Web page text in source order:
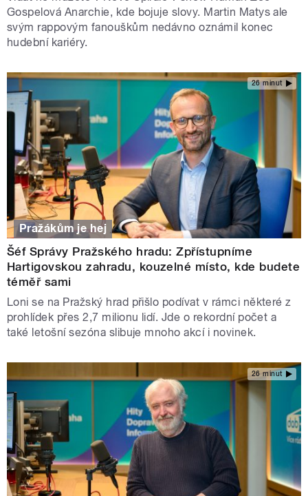
Gospelová Anarchie, kde bojuje slovy. Martin Matys ale
svým rappovým fanouškům nedávno oznámil konec
hudební kariéry.
26 minut
Pražákům je hej
Šéf Správy Pražského hradu: Zpřístupníme
Hartigovskou zahradu, kouzelné místo, kde budete
téměř sami
Loni se na Pražský hrad přišlo podívat v rámci některé z
prohlídek přes 2,7 milionu lidí. Jde o rekordní počet a
také letošní sezóna slibuje mnoho akcí i novinek.
26 minut